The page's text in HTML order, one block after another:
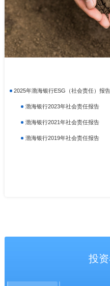
2025年渤海银行ESG（社会责任）报告
渤海银行2023年社会责任报告
渤海银行2021年社会责任报告
渤海银行2019年社会责任报告
投